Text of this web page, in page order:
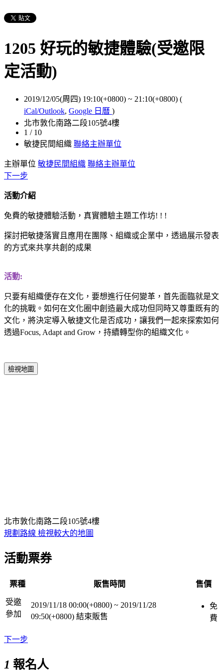
1205 好玩的敏捷體驗(受邀限
定活動)
2019/12/05(周四) 19:10(+0800) ~ 21:10(+0800) (
iCal/Outlook, Google 日曆 )
北市敦化南路二段105號4樓
1 / 10
敏捷民間組織 聯絡主辦單位
主辦單位 敏捷民間組織 聯絡主辦單位
下一步
活動介紹
免費的敏捷體驗活動，真實體驗主題工作坊! ! !
探討把敏捷落實且應用在團隊、組織或企業中，透過展示發表
的方式來共享共創的成果
活動:
只要有組織便存在文化，要想進行任何變革，首先面臨就是文
化的挑戰。如何在文化圈中創造最大成功但同時又尊重既有的
文化，將決定導入敏捷文化是否成功，讓我們一起來探索如何
透過Focus, Adapt and Grow，持續轉型你的組織文化。
檢視地圖
北市敦化南路二段105號4樓
規劃路線 檢視較大的地圖
活動票券
票種 販售時間 售價
受邀
參加
2019/11/18 00:00(+0800) ~ 2019/11/28
09:50(+0800) 結束販售
免
費
下一步
1 報名人